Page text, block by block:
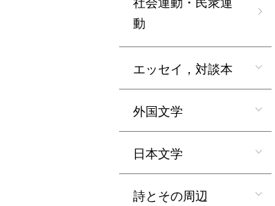
動
エッセイ，対談本
外国文学
日本文学
詩とその周辺